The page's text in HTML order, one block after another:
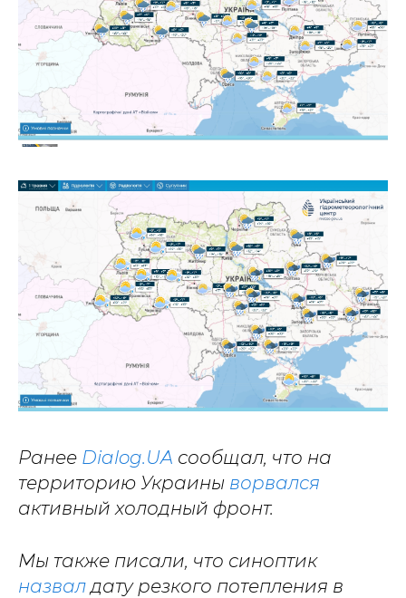
Ранее Dialog.UA сообщал, что на
территорию Украины ворвался
активный холодный фронт.
Мы также писали, что синоптик
назвалдату резкого потепления в